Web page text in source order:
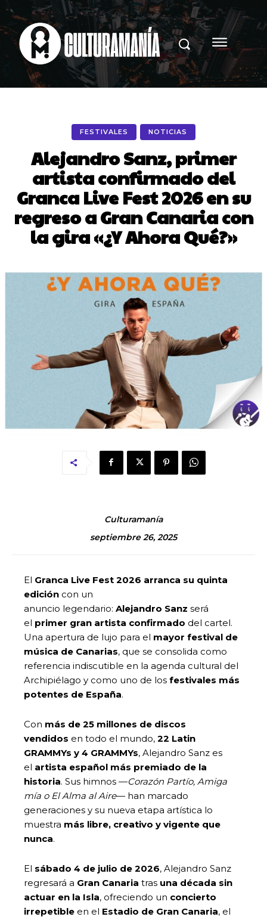
FESTIVALES NOTICIAS
Alejandro Sanz, primer
artista confirmado del
Granca Live Fest 2026 en su
regreso a Gran Canaria con
la gira «¿Y Ahora Qué?»
Culturamanía
septiembre 26, 2025
El Granca Live Fest 2026 arranca su quinta
edición con un
anuncio legendario: Alejandro Sanz será
el primer gran artista confirmado del cartel.
Una apertura de lujo para el mayor festival de
música de Canarias, que se consolida como
referencia indiscutible en la agenda cultural del
Archipiélago y como uno de los festivales más
potentes de España.
Con más de 25 millones de discos
vendidos en todo el mundo, 22 Latin
GRAMMYs y 4 GRAMMYs, Alejandro Sanz es
el artista español más premiado de la
historia. Sus himnos —Corazón Partío, Amiga
mía o El Alma al Aire— han marcado
generaciones y su nueva etapa artística lo
muestra más libre, creativo y vigente que
nunca.
El sábado 4 de julio de 2026, Alejandro Sanz
regresará a Gran Canaria tras una década sin
actuar en la Isla, ofreciendo un concierto
irrepetible en el Estadio de Gran Canaria, el